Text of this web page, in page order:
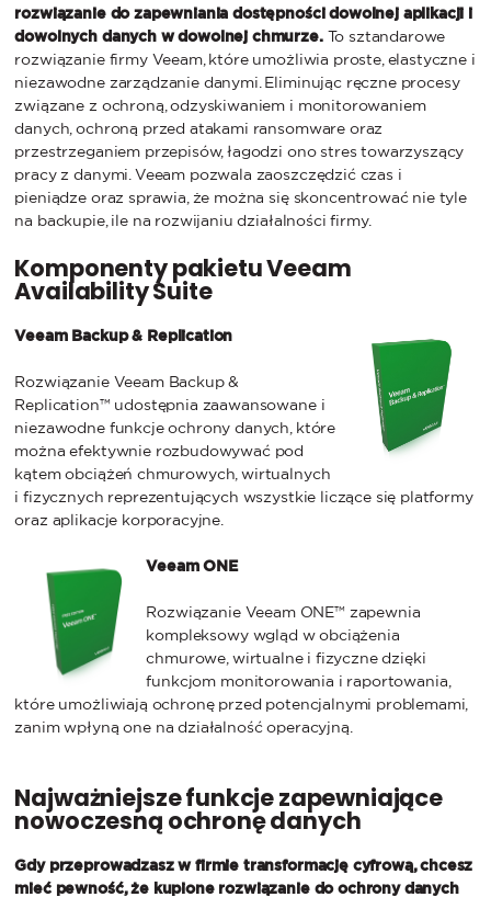
rozwiązanie do zapewniania dostępności dowolnej aplikacji i
dowolnych danych w dowolnej chmurze. To sztandarowe
rozwiązanie firmy Veeam, które umożliwia proste, elastyczne i
niezawodne zarządzanie danymi. Eliminując ręczne procesy
związane z ochroną, odzyskiwaniem i monitorowaniem
danych, ochroną przed atakami ransomware oraz
przestrzeganiem przepisów, łagodzi ono stres towarzyszący
pracy z danymi. Veeam pozwala zaoszczędzić czas i
pieniądze oraz sprawia, że można się skoncentrować nie tyle
na backupie, ile na rozwijaniu działalności firmy.
Komponenty pakietu Veeam
Availability Suite
Veeam Backup & Replication
Rozwiązanie Veeam Backup &
Replication™ udostępnia zaawansowane i
niezawodne funkcje ochrony danych, które
można efektywnie rozbudowywać pod
kątem obciążeń chmurowych, wirtualnych
i fizycznych reprezentujących wszystkie liczące się platformy
oraz aplikacje korporacyjne.
Veeam ONE
Rozwiązanie Veeam ONE™ zapewnia
kompleksowy wgląd w obciążenia
chmurowe, wirtualne i fizyczne dzięki
funkcjom monitorowania i raportowania,
które umożliwiają ochronę przed potencjalnymi problemami,
zanim wpłyną one na działalność operacyjną.
Najważniejsze funkcje zapewniające
nowoczesną ochronę danych
Gdy przeprowadzasz w firmie transformację cyfrową, chcesz
mieć pewność, że kupione rozwiązanie do ochrony danych